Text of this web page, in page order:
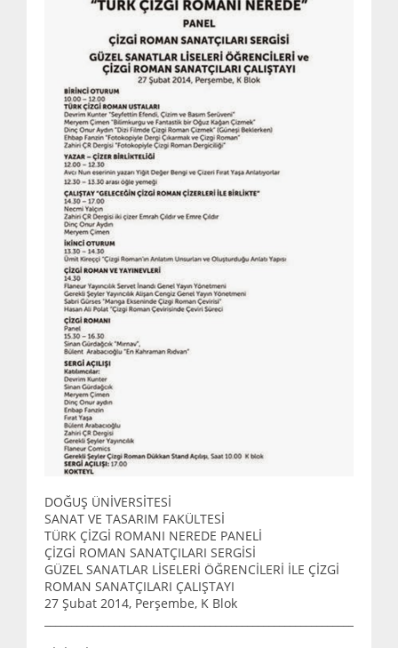
DOĞUŞ ÜNİVERSİTESİ
SANAT VE TASARIM FAKÜLTESİ
TÜRK ÇİZGİ ROMANI NEREDE PANELİ
ÇİZGİ ROMAN SANATÇILARI SERGİSİ
GÜZEL SANATLAR LİSELERİ ÖĞRENCİLERİ İLE ÇİZGİ
ROMAN SANATÇILARI ÇALIŞTAYI
27 Şubat 2014, Perşembe, K Blok